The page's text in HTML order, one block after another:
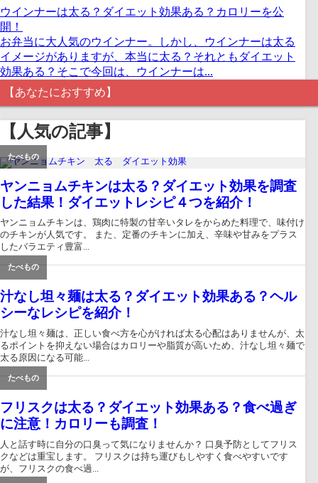
ウインナーは太る？ダイエット効果ある？カロリーを公
開！
お弁当に大人気のウインナー。しかし、ウインナーは太る
イメージがありますが、本当に太る？それともダイエット
効果ある？そこで今回は、ウインナーは...
【あなたにおすすめ】
【人気の記事】
たべもの
ヤンニョムチキンは太る？ダイエット効果を調査
した結果！ダイエットレシピ４つを紹介！
ヤンニョムチキンは、鶏肉に特製の甘辛いタレをからめた料理で、味付け
のチキンが人気です。 また、定番のチキンに加え、辛味や甘みをプラス
したバラエティ豊富...
たべもの
汁なし坦々麺は太る？ダイエット効果ある？ヘル
シーなレシピを紹介！
汁なし坦々麺は、正しい食べ方を心がければ太る心配はありませんが、太
るポイントを抑えない場合はカロリーや脂質が高いため、汁なし坦々麺で
太る原因になる可能...
たべもの
フリスクは太る？ダイエット効果ある？食べ過ぎ
に注意！カロリーも調査！
人と話す時に自分の口臭って気になりませんか？ 口臭予防としてフリス
クなどは重宝します。 フリスクは持ち運びもしやすく食べやすいです
が、フリスクの食べ過...